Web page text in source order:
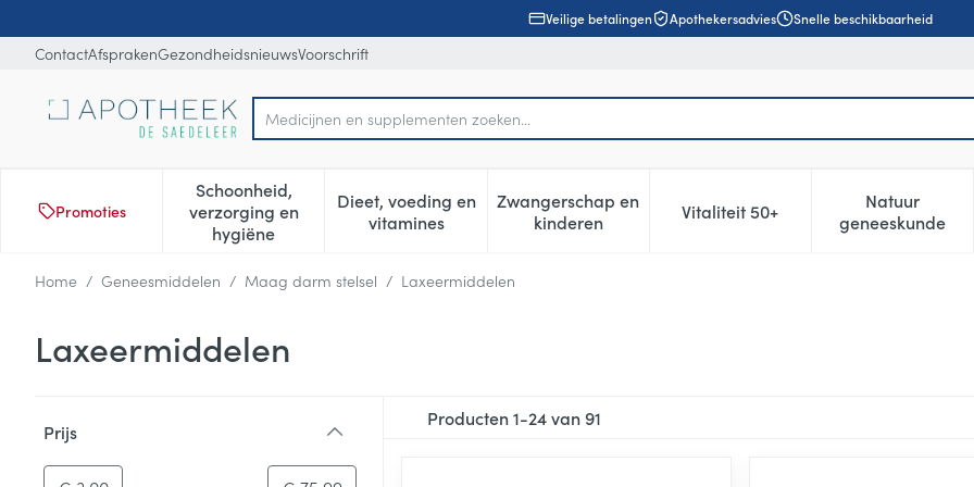
Veilige betalingen Apothekersadvies Snelle beschikbaarheid
ContactAfsprakenGezondheidsnieuwsVoorschrift
Product, merk, categorie...
Promoties
Schoonheid,
verzorging en
hygiëne
Toon submenu voor Schoonheid, verzorging en hygiëne categorie
Dieet, voeding en
vitaminesToon submenu voor Dieet, voeding en vitamines categorie
Zwangerschap en
kinderenToon submenu voor Zwangerschap en kinderen
Vitaliteit 50+Toon submenu voor Vitaliteit
Natuur
geneeskunde
Toon
Home / Geneesmiddelen / Maag darm stelsel / Laxeermiddelen
Laxeermiddelen
Prijs
Producten1-24van91